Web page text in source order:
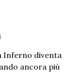
Inferno diventa
ancora più